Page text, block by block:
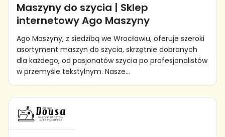
Maszyny do szycia | Sklep
internetowy Ago Maszyny
Ago Maszyny, z siedzibą we Wrocławiu, oferuje szeroki
asortyment maszyn do szycia, skrzętnie dobranych
dla każdego, od pasjonatów szycia po profesjonalistów
w przemyśle tekstylnym. Nasze...